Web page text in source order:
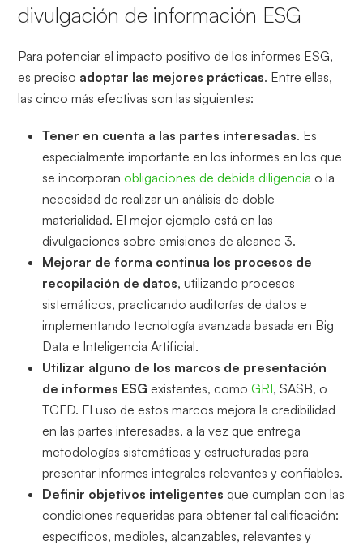
divulgación de información ESG
Para potenciar el impacto positivo de los informes ESG,
es preciso adoptar las mejores prácticas. Entre ellas,
las cinco más efectivas son las siguientes:
Tener en cuenta a las partes interesadas. Es
especialmente importante en los informes en los que
se incorporan obligaciones de debida diligencia o la
necesidad de realizar un análisis de doble
materialidad. El mejor ejemplo está en las
divulgaciones sobre emisiones de alcance 3.
Mejorar de forma continua los procesos de
recopilación de datos, utilizando procesos
sistemáticos, practicando auditorías de datos e
implementando tecnología avanzada basada en Big
Data e Inteligencia Artificial.
Utilizar alguno de los marcos de presentación
de informes ESG existentes, comoGRI, SASB, o
TCFD. El uso de estos marcos mejora la credibilidad
en las partes interesadas, a la vez que entrega
metodologías sistemáticas y estructuradas para
presentar informes integrales relevantes y confiables.
Definir objetivos inteligentes que cumplan con las
condiciones requeridas para obtener tal calificación:
específicos, medibles, alcanzables, relevantes y